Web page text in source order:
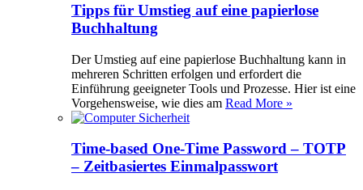
Tipps für Umstieg auf eine papierlose
Buchhaltung
Der Umstieg auf eine papierlose Buchhaltung kann in
mehreren Schritten erfolgen und erfordert die
Einführung geeigneter Tools und Prozesse. Hier ist eine
Vorgehensweise, wie dies am Read More »
Time-based One-Time Password – TOTP
– Zeitbasiertes Einmalpasswort